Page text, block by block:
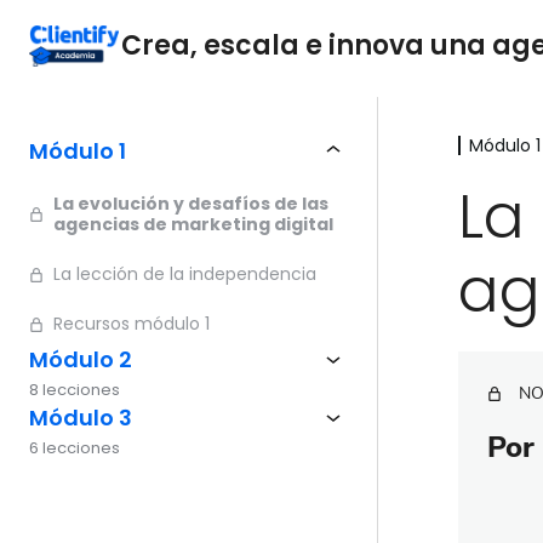
Crea, escala e innova una
Módulo 1
La evolución y desafíos de las
agencias de marketing digital
La lección de la independencia
Recursos módulo 1
Módulo 2
8 lecciones
Módulo 3
6 lecciones
Módulo 1